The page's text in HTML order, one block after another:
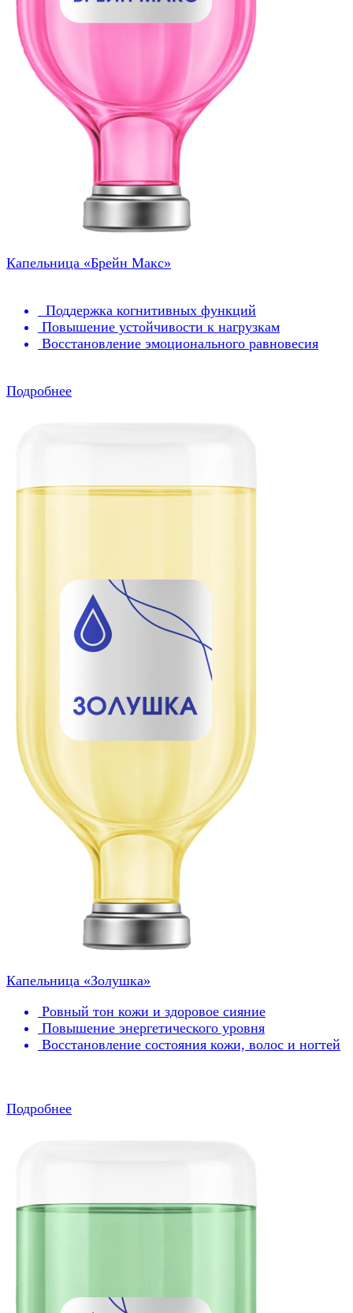
Капельница «Брейн Макс»
Поддержка когнитивных функций
Повышение устойчивости к нагрузкам
Восстановление эмоционального равновесия
Подробнее
Капельница «Золушка»
Ровный тон кожи и здоровое сияние
Повышение энергетического уровня
Восстановление состояния кожи, волос и ногтей
Подробнее